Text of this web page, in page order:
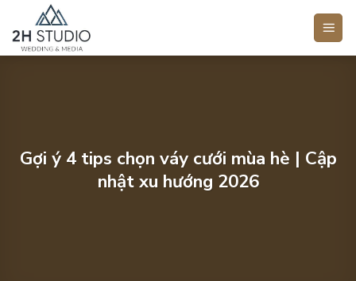
qua
Gợi ý 4 tips chọn váy cưới mùa hè | Cập
nhật xu hướng 2026